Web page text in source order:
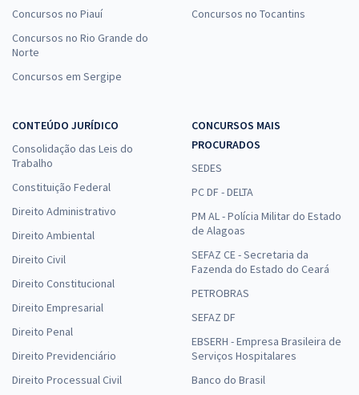
Concursos no Piauí
Concursos no Rio Grande do
Norte
Concursos em Sergipe
Concursos no Tocantins
CONTEÚDO JURÍDICO
Consolidação das Leis do
Trabalho
Constituição Federal
Direito Administrativo
Direito Ambiental
Direito Civil
Direito Constitucional
Direito Empresarial
Direito Penal
Direito Previdenciário
Direito Processual Civil
CONCURSOS MAIS
PROCURADOS
SEDES
PC DF - DELTA
PM AL - Polícia Militar do Estado
de Alagoas
SEFAZ CE - Secretaria da
Fazenda do Estado do Ceará
PETROBRAS
SEFAZ DF
EBSERH - Empresa Brasileira de
Serviços Hospitalares
Banco do Brasil